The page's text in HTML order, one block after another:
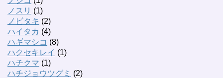
ノスリ (1)
ノビタキ (2)
ハイタカ (4)
ハギマシコ (8)
ハクセキレイ (1)
ハチクマ (1)
ハチジョウツグミ (2)